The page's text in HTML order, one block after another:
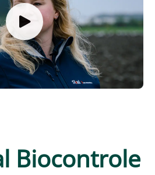
toekomstige collega's
Biocontrole